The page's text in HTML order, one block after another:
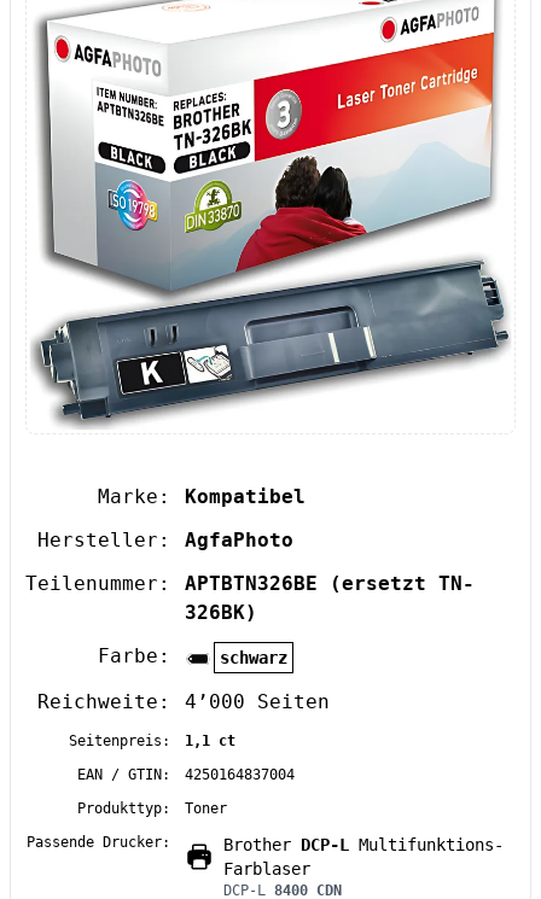
Marke:
Kompatibel
Hersteller:
AgfaPhoto
Teilenummer:
APTBTN326BE
(ersetzt TN-
326BK)
Farbe:
schwarz
Reichweite: 4’000 Seiten
Seitenpreis:
1,1 ct
EAN / GTIN:
4250164837004
Produkttyp:
Toner
Passende Drucker:
Brother DCP-L
Multifunktions-
Farblaser
DCP-L
8400 CDN